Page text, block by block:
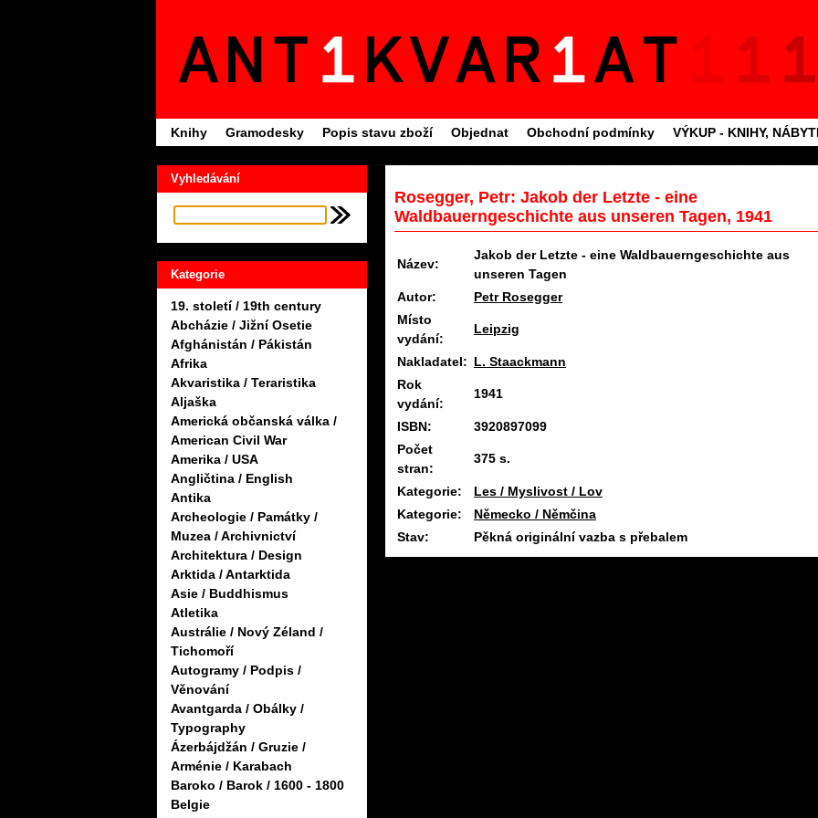
Knihy Gramodesky Popis stavu zboží Objednat Obchodní podmínky VÝKUP - KNIHY,
Vyhledávání
Kategorie
19. století / 19th century
Abcházie / Jižní Osetie
Afghánistán / Pákistán
Afrika
Akvaristika / Teraristika
Aljaška
Americká občanská válka /
American Civil War
Amerika / USA
Angličtina / English
Antika
Archeologie / Památky /
Muzea / Archivnictví
Architektura / Design
Arktida / Antarktida
Asie / Buddhismus
Atletika
Austrálie / Nový Zéland /
Tichomoří
Autogramy / Podpis /
Věnování
Avantgarda / Obálky /
Typography
Ázerbájdžán / Gruzie /
Arménie / Karabach
Baroko / Barok / 1600 - 1800
Belgie
Rosegger, Petr: Jakob der Letzte - eine
Waldbauerngeschichte aus unseren Tagen, 1941
Název:
Jakob der Letzte - eine Waldbauerngeschichte aus
unseren Tagen
Autor:
Petr Rosegger
Místo
vydání:
Leipzig
Nakladatel: L. Staackmann
Rok
vydání:
1941
ISBN:
3920897099
Počet
stran:
375 s.
Kategorie:
Les / Myslivost / Lov
Kategorie:
Německo / Němčina
Stav:
Pěkná originální vazba s přebalem